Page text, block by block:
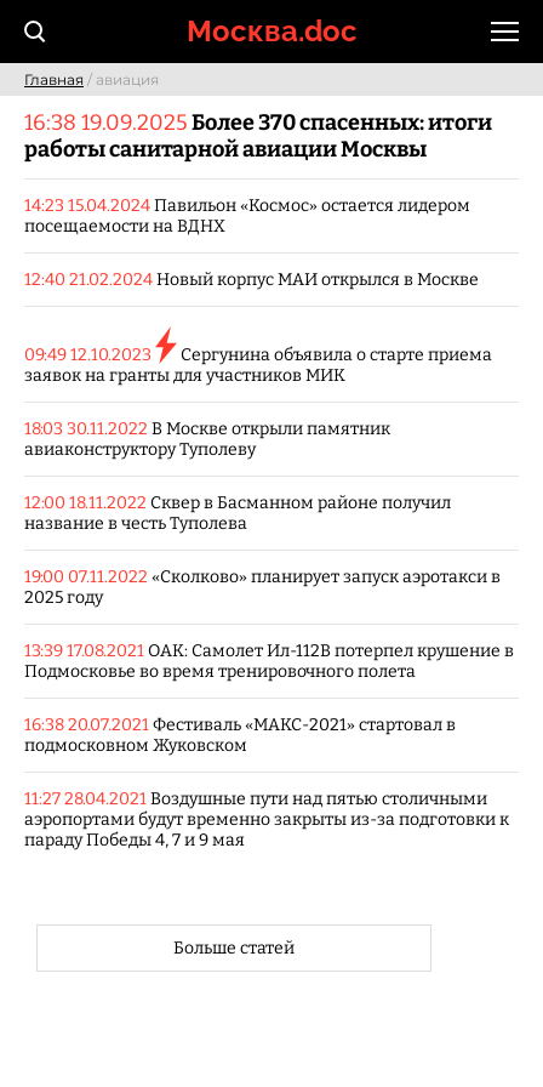
Москва.doc
Главная / авиация
16:38 19.09.2025Более 370 спасенных: итоги
работы санитарной авиации Москвы
14:23 15.04.2024Павильон «Космос» остается лидером
посещаемости на ВДНХ
12:40 21.02.2024Новый корпус МАИ открылся в Москве
09:49 12.10.2023
Сергунина объявила о старте приема
заявок на гранты для участников МИК
18:03 30.11.2022 В Москве открыли памятник
авиаконструктору Туполеву
12:00 18.11.2022 Сквер в Басманном районе получил
название в честь Туполева
19:00 07.11.2022 «Сколково» планирует запуск аэротакси в
2025 году
13:39 17.08.2021ОАК: Самолет Ил-112В потерпел крушение в
Подмосковье во время тренировочного полета
16:38 20.07.2021Фестиваль «МАКС-2021» стартовал в
подмосковном Жуковском
11:27 28.04.2021Воздушные пути над пятью столичными
аэропортами будут временно закрыты из-за подготовки к
параду Победы 4, 7 и 9 мая
Больше статей